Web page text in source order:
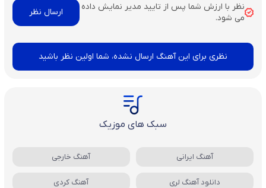
نظر با ارزش شما پس از تایید مدیر نمایش داده
می شود.
نظری برای این آهنگ ارسال نشده، شما اولین نظر باشید
سبک های موزیک
آهنگ ایرانی آهنگ خارجی
دانلود آهنگ لری آهنگ کردی